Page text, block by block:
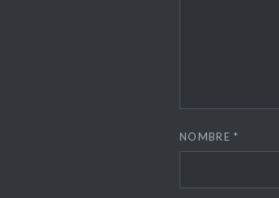
NOMBRE*